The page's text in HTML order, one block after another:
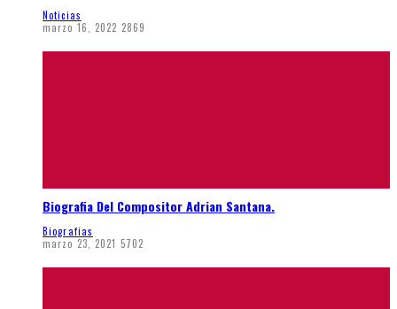
Noticias
marzo 16, 2022 2869
Biografia Del Compositor Adrian Santana.
Biografias
marzo 23, 2021 5702